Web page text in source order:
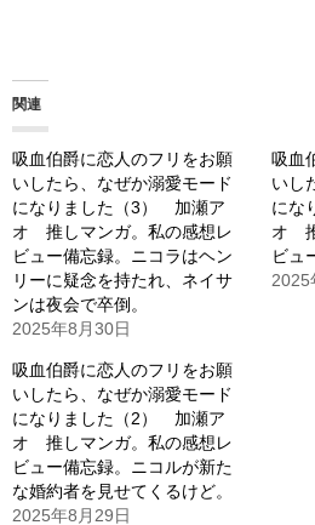
み
中…
関連
吸血伯爵に恋人のフリをお願
いしたら、なぜか溺愛モード
になりました（3） 加瀬ア
オ 推しマンガ。私の感想レ
ビュー備忘録。ニコラはヘン
リーに疑念を持たれ、ネイサ
ンは夜会で卒倒。
2025年8月30日
吸血
いし
にな
オ
ビュ
2025
吸血伯爵に恋人のフリをお願
いしたら、なぜか溺愛モード
になりました（2） 加瀬ア
オ 推しマンガ。私の感想レ
ビュー備忘録。ニコルが新た
な婚約者を見せてくるけど。
2025年8月29日